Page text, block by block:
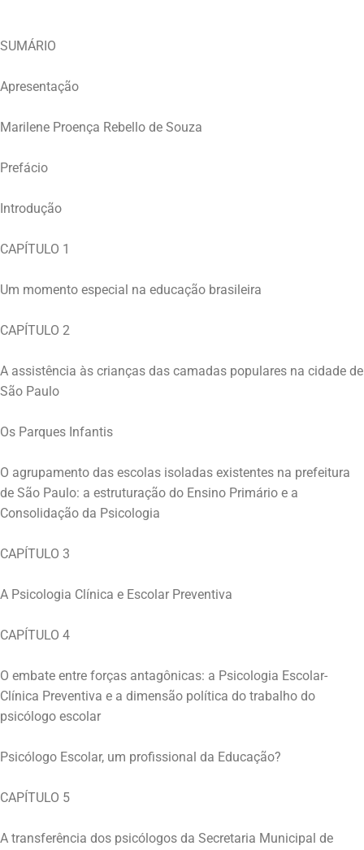
SUMÁRIO
Apresentação
Marilene Proença Rebello de Souza
Prefácio
Introdução
CAPÍTULO 1
Um momento especial na educação brasileira
CAPÍTULO 2
A assistência às crianças das camadas populares na cidade de
São Paulo
Os Parques Infantis
O agrupamento das escolas isoladas existentes na prefeitura
de São Paulo: a estruturação do Ensino Primário e a
Consolidação da Psicologia
CAPÍTULO 3
A Psicologia Clínica e Escolar Preventiva
CAPÍTULO 4
O embate entre forças antagônicas: a Psicologia Escolar-
Clínica Preventiva e a dimensão política do trabalho do
psicólogo escolar
Psicólogo Escolar, um profissional da Educação?
CAPÍTULO 5
A transferência dos psicólogos da Secretaria Municipal de